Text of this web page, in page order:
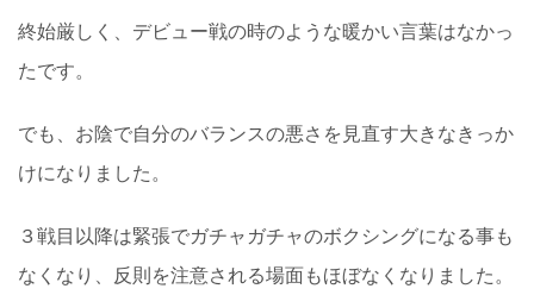
終始厳しく、デビュー戦の時のような暖かい言葉はなかっ
たです。
でも、お陰で自分のバランスの悪さを見直す大きなきっか
けになりました。
３戦目以降は緊張でガチャガチャのボクシングになる事も
なくなり、反則を注意される場面もほぼなくなりました。